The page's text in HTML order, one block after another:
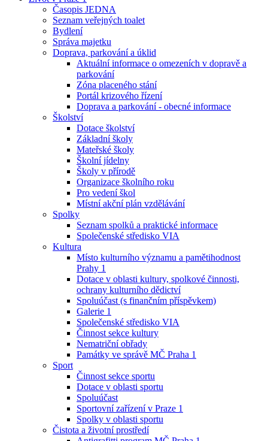
Časopis JEDNA
Seznam veřejných toalet
Bydlení
Správa majetku
Doprava, parkování a úklid
Aktuální informace o omezeních v dopravě a
parkování
Zóna placeného stání
Portál krizového řízení
Doprava a parkování - obecné informace
Školství
Dotace školství
Základní školy
Mateřské školy
Školní jídelny
Školy v přírodě
Organizace školního roku
Pro vedení škol
Místní akční plán vzdělávání
Spolky
Seznam spolků a praktické informace
Společenské středisko VIA
Kultura
Místo kulturního významu a pamětihodnost
Prahy 1
Dotace v oblasti kultury, spolkové činnosti,
ochrany kulturního dědictví
Spoluúčast (s finančním příspěvkem)
Galerie 1
Společenské středisko VIA
Činnost sekce kultury
Nematriční obřady
Památky ve správě MČ Praha 1
Sport
Činnost sekce sportu
Dotace v oblasti sportu
Spoluúčast
Sportovní zařízení v Praze 1
Spolky v oblasti sportu
Čistota a životní prostředí